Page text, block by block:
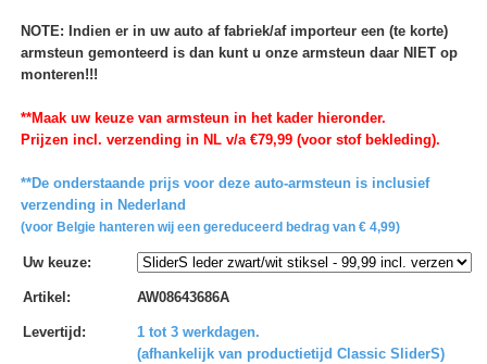
NOTE: Indien er in uw auto af fabriek/af importeur een (te korte)
armsteun gemonteerd is dan kunt u onze armsteun daar NIET op
monteren!!!
**Maak uw keuze van armsteun in het kader hieronder.
Prijzen incl. verzending in NL v/a €79,99 (voor stof bekleding).
**De onderstaande prijs voor deze auto-armsteun is inclusief
verzending in Nederland
(voor Belgie hanteren wij een gereduceerd bedrag van € 4,99)
Uw keuze:
Artikel : AW08643686A
Levertijd :
1 tot 3 werkdagen.
(afhankelijk van productietijd Classic SliderS)